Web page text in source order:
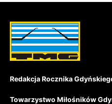
Redakcja Rocznika
Towarzystwo Miłośników